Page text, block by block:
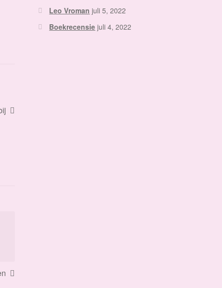
Leo Vroman juli 5, 2022
Boekrecensie juli 4, 2022